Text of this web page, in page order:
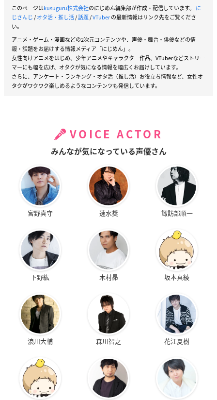
このページはkusuguru株式会社のにじめん編集部が作成・配信しています。 に
じさんじ/オタ活・推し活/話題/VTuberの最新情報はリンク先をご覧くださ
い。
アニメ・ゲーム・漫画などの2次元コンテンツや、声優・舞台・俳優などの情
報・話題をお届けする情報メディア「にじめん」。
女性向けアニメをはじめ、少年アニメやキャラクター作品、VTuberなどストリー
マーにも幅を広げ、オタクが気になる情報を幅広くお届けしています。
さらに、アンケート・ランキング・オタ活（推し活）お役立ち情報など、女性オ
タクがワクワク楽しめるようなコンテンツも発信しています。
VOICE ACTOR
みんなが気になっている声優さん
宮野真守 速水奨 諏訪部順一
下野紘 木村昴 坂本真綾
浪川大輔 森川智之 花江夏樹